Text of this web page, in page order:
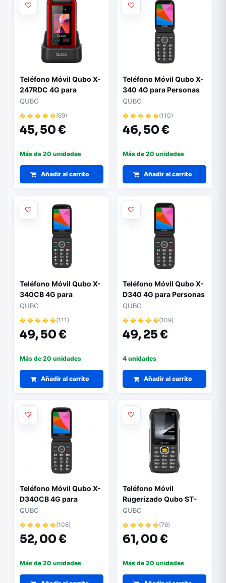
Teléfono Móvil Qubo X-
247RDC 4G para
Personas Mayores/
QUBO
� � � � �(69)
45,50 €
Más de 20 unidades
Añadir al carrito
Teléfono Móvil Qubo X-
340 4G para Personas
Mayores/ Negro
QUBO
� � � � �(110)
46,50 €
Más de 20 unidades
Añadir al carrito
Teléfono Móvil Qubo X-
340CB 4G para
Personas Mayores/
QUBO
� � � � �(111)
49,50 €
Más de 20 unidades
Añadir al carrito
Teléfono Móvil Qubo X-
D340 4G para Personas
Mayores/ Negro
QUBO
� � � � �(109)
49,25 €
4 unidades
Añadir al carrito
Teléfono Móvil Qubo X-
D340CB 4G para
Personas Mayores/
QUBO
� � � � �(108)
52,00 €
Más de 20 unidades
Teléfono Móvil
Rugerizado Qubo ST-
002 para Personas
Mayores/ Negro
QUBO
� � � � �(76)
61,00 €
Más de 20 unidades